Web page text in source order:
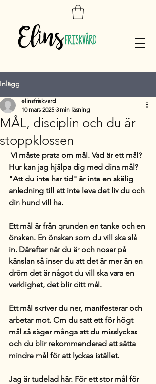
Inlägg
MÅL, disciplin och du är
stoppklossen
elinsfriskvard
10 mars 2025 3 min läsning
Hur kan jag hjälpa dig med dina mål?
"Att du inte har tid" är inte en skälig
anledning till att inte leva det liv du och
din hund vill ha.
Ett mål är från grunden en tanke och en
önskan. En önskan som du vill ska slå
in. Därefter när du är och nosar på
känslan så inser du att det är mer än en
dröm det är något du vill ska vara en
verklighet, det blir ditt mål.
Ett mål skriver du ner, manifesterar och
arbetar mot. Om du satt ett för högt
mål så säger många att du misslyckas
och du blir rekommenderad att sätta
mindre mål för att lyckas istället.
Jag är tudelad här. För ett stor mål för